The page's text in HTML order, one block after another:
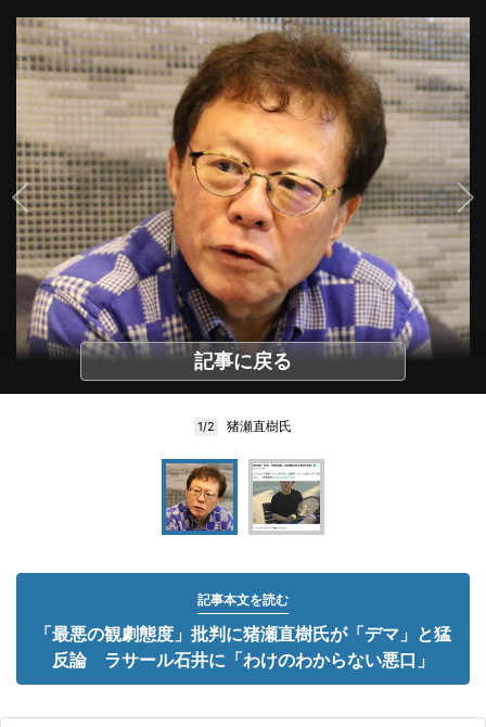
記事に戻る
1/2 猪瀬直樹氏
記事本文を読む
「最悪の観劇態度」批判に猪瀬直樹氏が「デマ」と猛
反論 ラサール石井に「わけのわからない悪口」